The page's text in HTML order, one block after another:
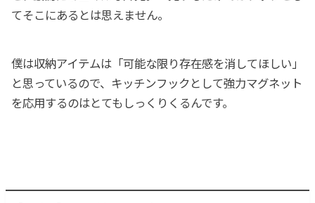
てそこにあるとは思えません。
僕は収納アイテムは「可能な限り存在感を消してほしい」
と思っているので、キッチンフックとして強力マグネット
を応用するのはとてもしっくりくるんです。